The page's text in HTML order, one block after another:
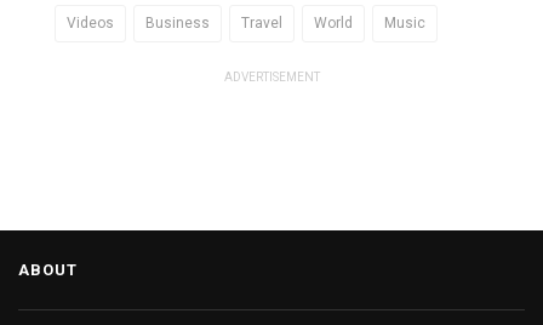
Videos Business Travel World Music
ADVERTISEMENT
ABOUT